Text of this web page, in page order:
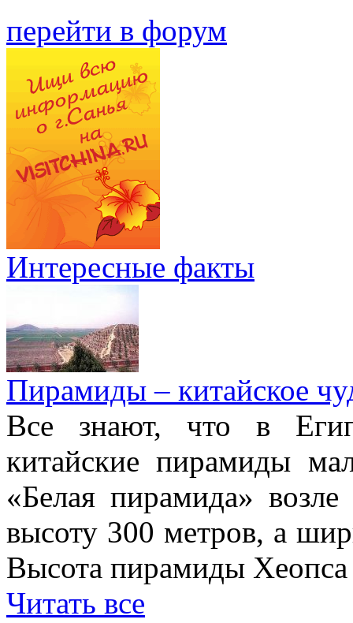
перейти в форум
Интересные факты
Пирамиды – китайское
Все знают, что в
китайские пирамиды
«Белая пирамида»
высоту 300 метров, а
Высота пирамиды Хеопса
Читать все